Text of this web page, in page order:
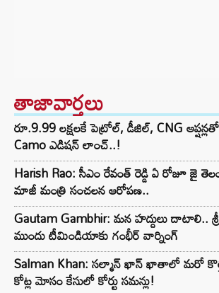
తాజావార్తలు
రూ.9.99 లక్షలకే పెట్రోల్, డీజిల్, CNG
Camo ఎడిషన్ లాంచ్..!
Harish Rao: సీఎం రేవంత్ రెడ్డి ఏ రోజూ జై
మాజీ మంత్రి సంచలన ఆరోపణ..
Gautam Gambhir: మన హద్దులు దాటాలి..
ముందు టీమిండియాకు గంభీర్ వార్నింగ్
Salman Khan: సల్మాన్ ఖాన్ ఖాతాలో మరో
కోట్ల మోసం కేసులో కోర్టు సమన్లు!